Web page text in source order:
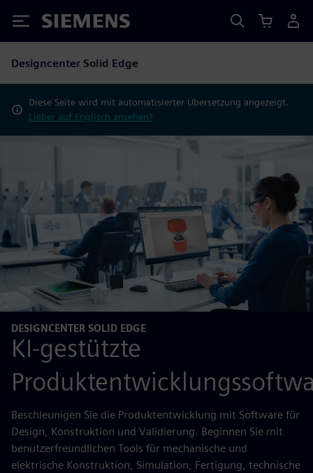
Siemens
Designcenter Solid Edge
Diese Seite wird mit automatisierter Übersetzung angezeigt.
Lieber auf Englisch ansehen?
DESIGNCENTER SOLID EDGE
KI-gestützte
Beschleunigen Sie die Produktentwicklung mit Software für
Design, Konstruktion und Validierung. Beginnen Sie mit
benutzerfreundlichen Tools für mechanische und
elektrische Konstruktion, Simulation, Fertigung, technische